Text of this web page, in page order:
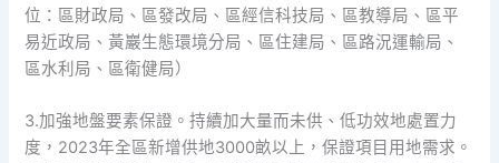
位：區財政局、區發改局、區經信科技局、區教導局、區平
易近政局、黃巖生態環境分局、區住建局、區路況運輸局、
區水利局、區衛健局）
3.加強地盤要素保證。持續加大量而未供、低功效地處置力
度，2023年全區新增供地3000畝以上，保證項目用地需求。